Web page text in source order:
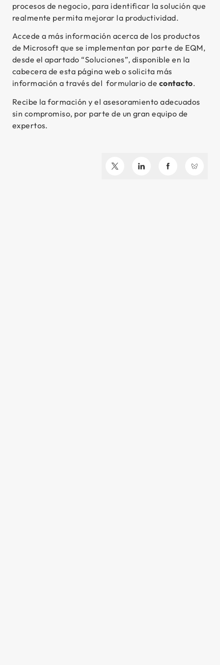
procesos de negocio, para identificar la solución que
realmente permita mejorar la productividad.
Accede a más información acerca de los productos
de Microsoft que se implementan por parte de EQM,
desde el apartado “Soluciones”, disponible en la
cabecera de esta página web o solicita más
información a través del formulario de contacto.
Recibe la formación y el asesoramiento adecuados
sin compromiso, por parte de un gran equipo de
expertos.